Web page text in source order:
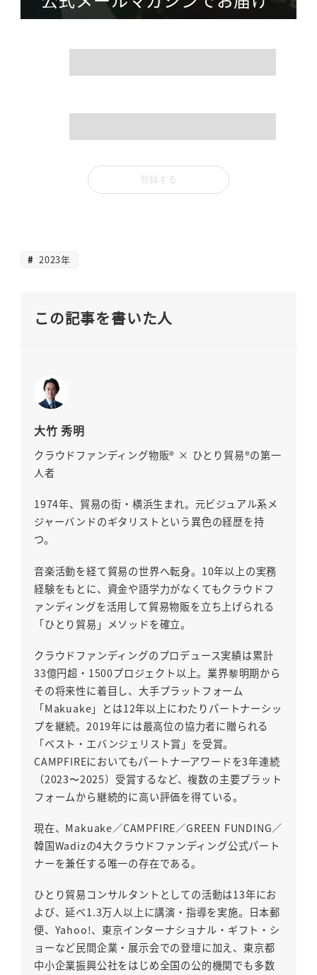
2023年
この記事を書いた人
大竹 秀明
クラウドファンディング物販® × ひとり貿易®の第一
人者
1974年、貿易の街・横浜生まれ。元ビジュアル系メ
ジャーバンドのギタリストという異色の経歴を持
つ。
音楽活動を経て貿易の世界へ転身。10年以上の実務
経験をもとに、資金や語学力がなくてもクラウドフ
ァンディングを活用して貿易物販を立ち上げられる
「ひとり貿易」メソッドを確立。
クラウドファンディングのプロデュース実績は累計
33億円超・1500プロジェクト以上。業界黎明期から
その将来性に着目し、大手プラットフォーム
「Makuake」とは12年以上にわたりパートナーシッ
プを継続。2019年には最高位の協力者に贈られる
「ベスト・エバンジェリスト賞」を受賞。
CAMPFIREにおいてもパートナーアワードを3年連続
（2023〜2025）受賞するなど、複数の主要プラット
フォームから継続的に高い評価を得ている。
現在、Makuake／CAMPFIRE／GREEN FUNDING／
韓国Wadizの4大クラウドファンディング公式パート
ナーを兼任する唯一の存在である。
ひとり貿易コンサルタントとしての活動は13年にお
よび、延べ1.3万人以上に講演・指導を実施。日本郵
便、Yahoo!、東京インターナショナル・ギフト・シ
ョーなど民間企業・展示会での登壇に加え、東京都
中小企業振興公社をはじめ全国の公的機関でも多数